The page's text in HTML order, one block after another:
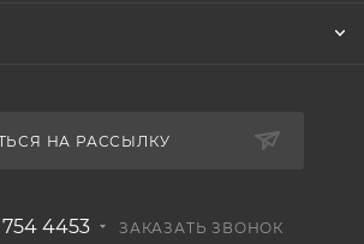
НА РАССЫЛКУ
754 4453 ЗАКАЗАТЬ ЗВОНОК